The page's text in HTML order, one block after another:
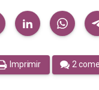
Imprimir 2